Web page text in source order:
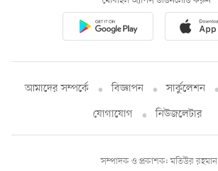
আমাদের সম্পর্কে বিজ্ঞাপন সার্কুলেশন
যোগাযোগ
নিউজলেটার
সম্পাদক ও প্রকাশক: মতিউর রহমান